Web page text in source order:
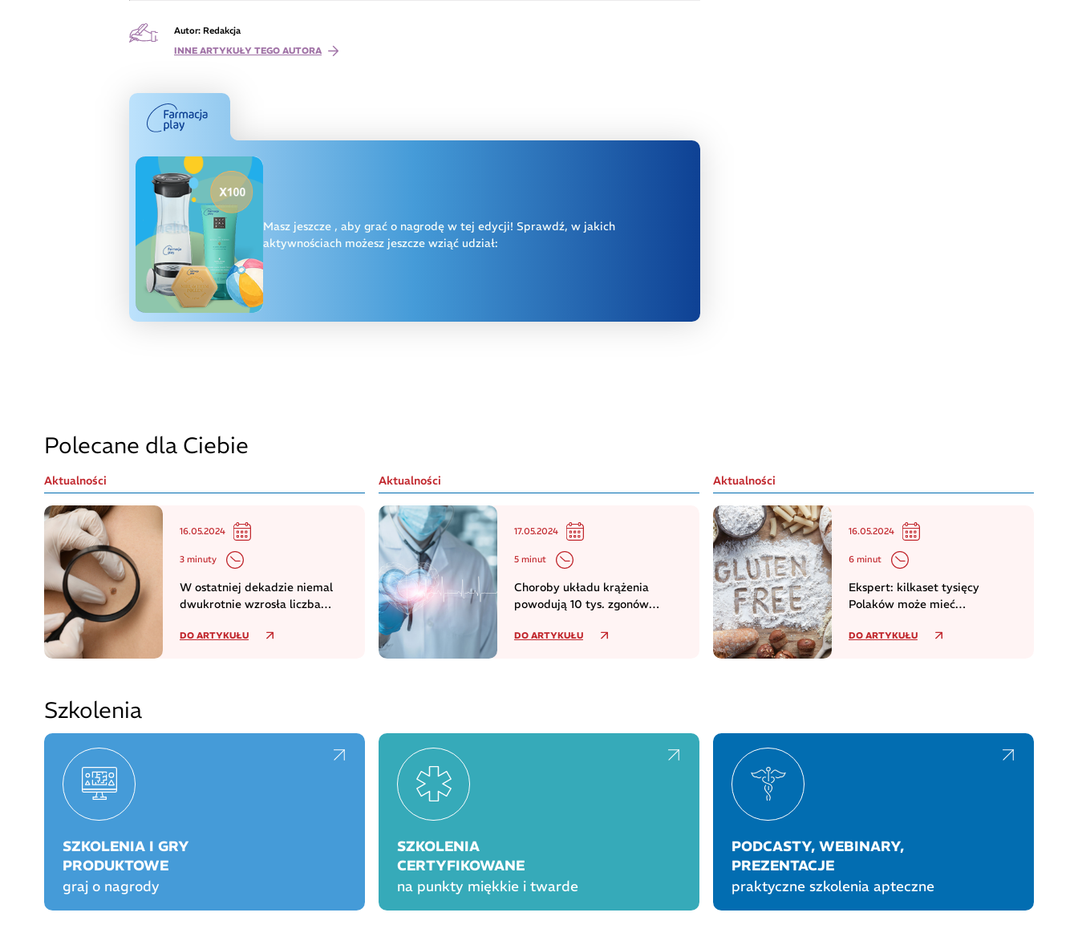
Autor: Redakcja
INNE ARTYKUŁY TEGO AUTORA
Masz jeszcze , aby grać o nagrodę w tej edycji! Sprawdź, w jakich
aktywnościach możesz jeszcze wziąć udział:
Polecane dla Ciebie
Aktualności
16.05.2024
3 minuty
W ostatniej dekadzie niemal
dwukrotnie wzrosła liczba
DO ARTYKUŁU
Aktualności
17.05.2024
5 minut
Choroby układu krążenia
powodują 10 tys. zgonów
WHO
DO ARTYKUŁU
Aktualności
16.05.2024
6 minut
Ekspert: kilkaset tysięcy
Polaków może mieć
DO ARTYKUŁU
Szkolenia
SZKOLENIA I GRY
PRODUKTOWE
graj o nagrody
SZKOLENIA
CERTYFIKOWANE
na punkty miękkie i twarde
PODCASTY, WEBINARY,
PREZENTACJE
praktyczne szkolenia apteczne